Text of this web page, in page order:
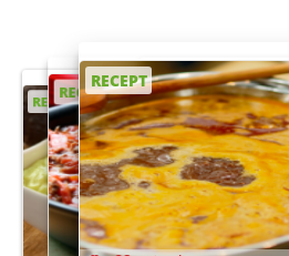
RECEPT
RECEPT
RECEPT
RECEPT
RECEPT